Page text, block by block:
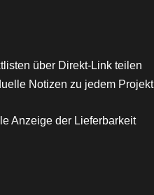
über Direkt-Link teilen
Notizen zu jedem Projekt
Anzeige der Lieferbarkeit